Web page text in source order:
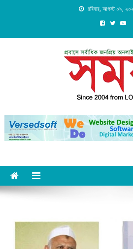
রবিবার, আগস্ট ০৯,
Daily Shomoy,
from